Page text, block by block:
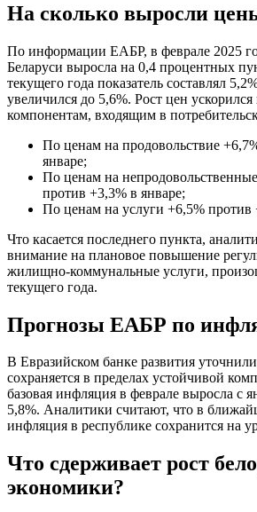
На сколько выросли
По информации ЕАБР, в феврале 2025
Беларуси выросла на 0,4 процентных
текущего года показатель составлял
увеличился до 5,6%. Рост цен
компонентам, входящим в
По ценам на продовольствие
январе;
По ценам на
против +3,3% в январе;
По ценам на услуги +6,5% против
Что касается последнего пункта,
внимание на плановое повышение
жилищно-коммунальные услуги,
текущего года.
Прогнозы ЕАБР по
В Евразийском банке развития
сохраняется в пределах устойчивой
базовая инфляция в феврале выросла с
5,8%. Аналитики считают, что в
инфляция в республике сохранится на
Что сдерживает рост
экономики?